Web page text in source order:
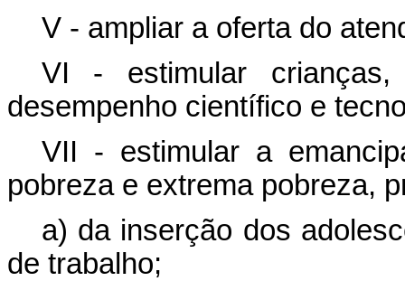
V - ampliar a oferta do
VI - estimular
desempenho científico e
VII - estimular a
pobreza e extrema pobreza,
a) da inserção dos
de trabalho;